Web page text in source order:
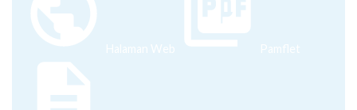
Halaman Web Pamflet